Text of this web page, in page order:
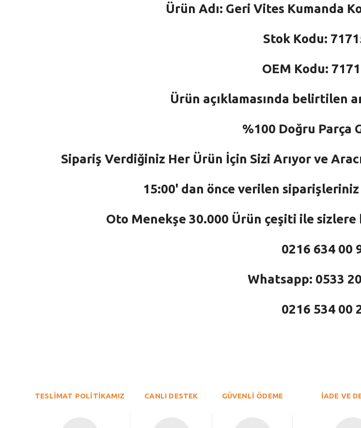
Ürün Adı: Geri Vites Kumanda
Stok Kodu:
OEM Kodu:
Ürün açıklamasında belirtilen
%100 Doğru Parça
Sipariş Verdiğiniz Her Ürün İçin Sizi Arıyor ve
15:00' dan önce verilen
Oto Menekşe 30.000 Ürün çeşiti ile
0216 634 00
Whatsapp: 0533
0216 534 00
Ürün açıklamasında eksik bilgiler bulunuyor.
TESLİMAT POLİTİKAMIZ CANLI DESTEK GÜVENLİ ÖDEME İADE VE